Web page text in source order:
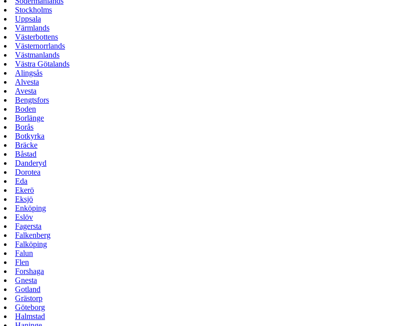
Stockholms
Uppsala
Värmlands
Västerbottens
Västernorrlands
Västmanlands
Västra Götalands
Alingsås
Alvesta
Avesta
Bengtsfors
Boden
Borlänge
Borås
Botkyrka
Bräcke
Båstad
Danderyd
Dorotea
Eda
Ekerö
Eksjö
Enköping
Eslöv
Fagersta
Falkenberg
Falköping
Falun
Flen
Forshaga
Gnesta
Gotland
Grästorp
Göteborg
Halmstad